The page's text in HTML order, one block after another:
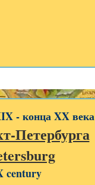
- конца XX века
Петербурга
century